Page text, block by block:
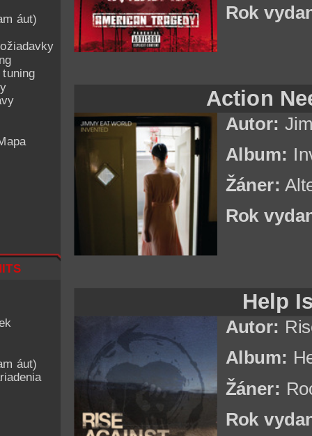
áut)
áut)
Rok
Action
Autor:
Album:
Žáner:
Rok
Help
Autor:
Album:
Žáner:
Rok